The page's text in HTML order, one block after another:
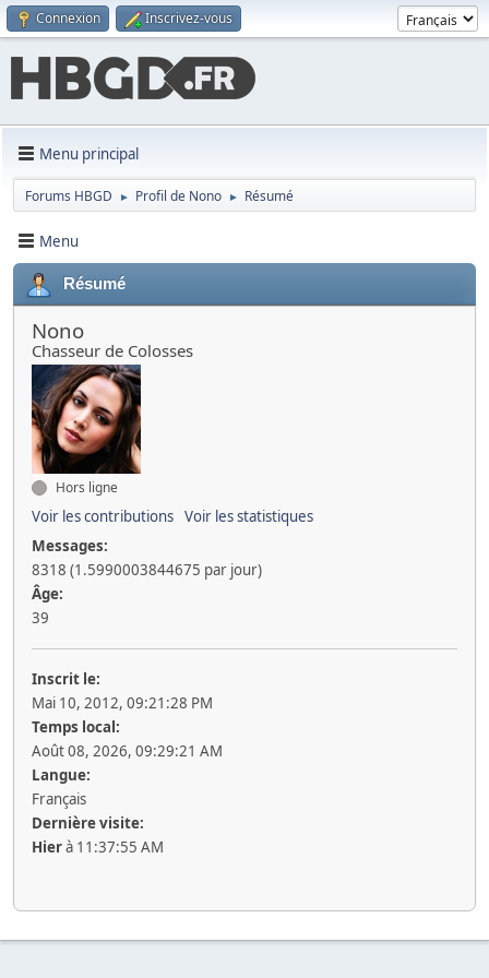
Connexion Inscrivez-vous
Menu principal
Forums HBGD ► Profil de Nono ► Résumé
Menu
Résumé
Nono
Chasseur de Colosses
Hors ligne
Voir les contributions Voir les statistiques
Messages:
8318 (1.5990003844675 par jour)
Âge:
39
Inscrit le:
Mai 10, 2012, 09:21:28 PM
Temps local:
Août 08, 2026, 09:29:21 AM
Langue:
Français
Dernière visite:
Hierà 11:37:55 AM